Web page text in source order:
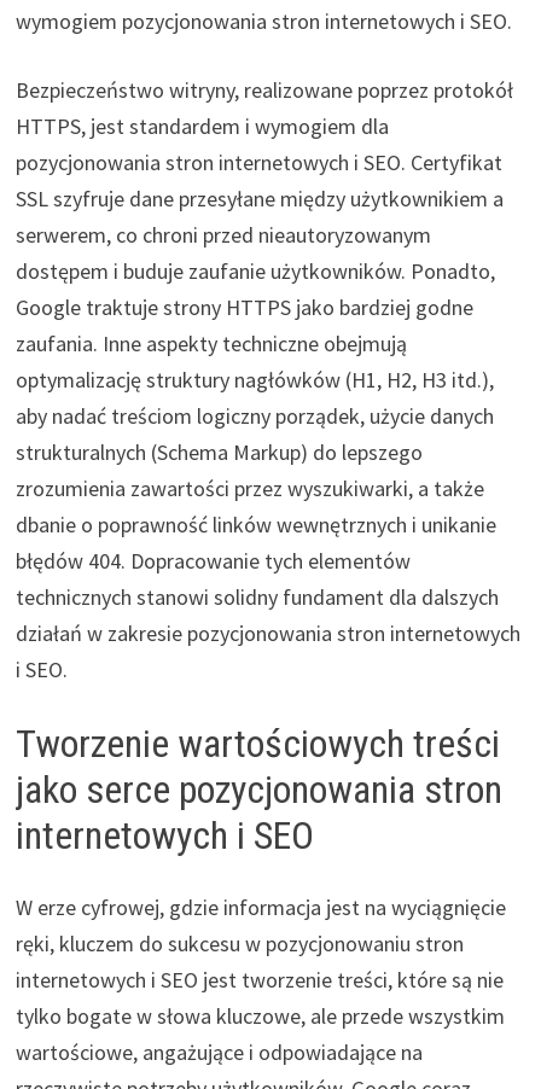
wymogiem pozycjonowania stron internetowych i SEO.
Bezpieczeństwo witryny, realizowane poprzez protokół
HTTPS, jest standardem i wymogiem dla
pozycjonowania stron internetowych i SEO. Certyfikat
SSL szyfruje dane przesyłane między użytkownikiem a
serwerem, co chroni przed nieautoryzowanym
dostępem i buduje zaufanie użytkowników. Ponadto,
Google traktuje strony HTTPS jako bardziej godne
zaufania. Inne aspekty techniczne obejmują
optymalizację struktury nagłówków (H1, H2, H3 itd.),
aby nadać treściom logiczny porządek, użycie danych
strukturalnych (Schema Markup) do lepszego
zrozumienia zawartości przez wyszukiwarki, a także
dbanie o poprawność linków wewnętrznych i unikanie
błędów 404. Dopracowanie tych elementów
technicznych stanowi solidny fundament dla dalszych
działań w zakresie pozycjonowania stron internetowych
i SEO.
Tworzenie wartościowych treści
jako serce pozycjonowania stron
internetowych i SEO
W erze cyfrowej, gdzie informacja jest na wyciągnięcie
ręki, kluczem do sukcesu w pozycjonowaniu stron
internetowych i SEO jest tworzenie treści, które są nie
tylko bogate w słowa kluczowe, ale przede wszystkim
wartościowe, angażujące i odpowiadające na